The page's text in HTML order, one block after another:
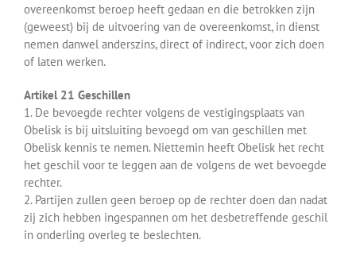
overeenkomst beroep heeft gedaan en die betrokken zijn
(geweest) bij de uitvoering van de overeenkomst, in dienst
nemen danwel anderszins, direct of indirect, voor zich doen
of laten werken.
Artikel 21 Geschillen
1. De bevoegde rechter volgens de vestigingsplaats van
Obelisk is bij uitsluiting bevoegd om van geschillen met
Obelisk kennis te nemen. Niettemin heeft Obelisk het recht
het geschil voor te leggen aan de volgens de wet bevoegde
rechter.
2. Partijen zullen geen beroep op de rechter doen dan nadat
zij zich hebben ingespannen om het desbetreffende geschil
in onderling overleg te beslechten.